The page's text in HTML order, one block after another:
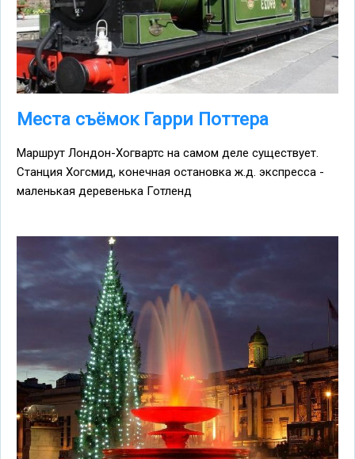
Места съёмок Гарри Поттера
Маршрут Лондон-Хогвартс на самом деле существует.
Станция Хогсмид, конечная остановка ж.д. экспресса -
маленькая деревенька Готленд